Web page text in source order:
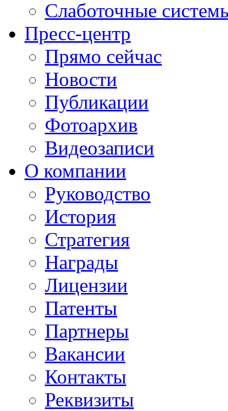
Слаботочные
Пресс-центр
Прямо сейчас
Новости
Публикации
Фотоархив
Видеозаписи
О компании
Руководство
История
Стратегия
Награды
Лицензии
Патенты
Партнеры
Вакансии
Контакты
Реквизиты